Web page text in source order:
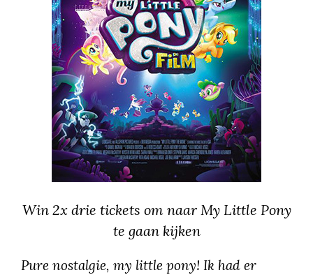
Win 2x drie tickets om naar My Little Pony
te gaan kijken
Pure nostalgie, my little pony! Ik had er